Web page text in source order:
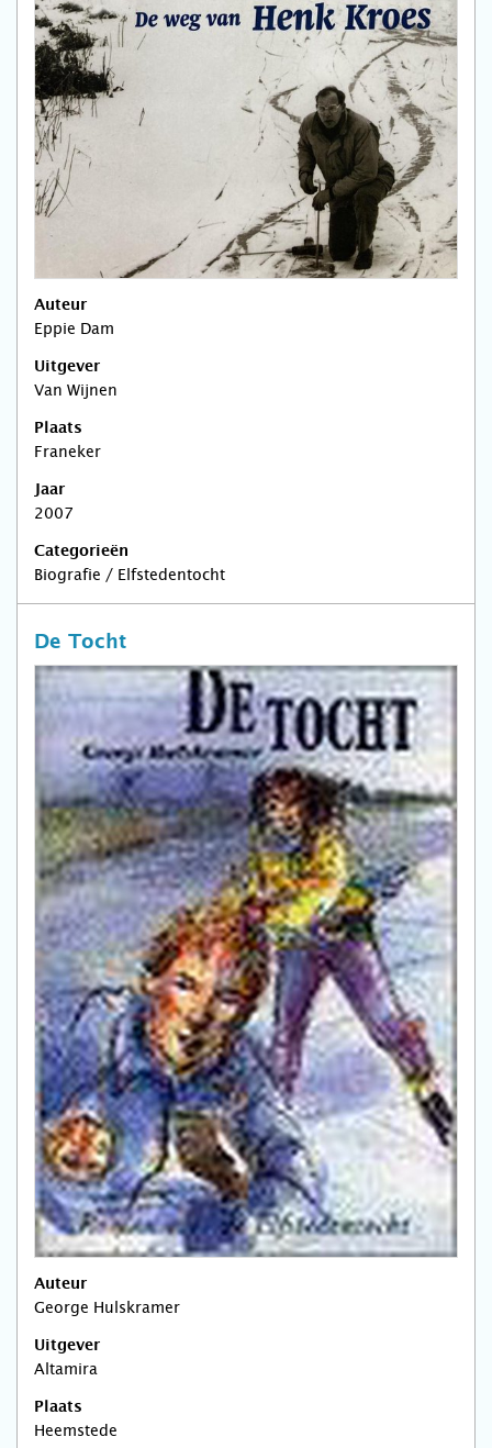
Auteur
Eppie Dam
Uitgever
Van Wijnen
Plaats
Franeker
Jaar
2007
Categorieën
Biografie / Elfstedentocht
De Tocht
Auteur
George Hulskramer
Uitgever
Altamira
Plaats
Heemstede